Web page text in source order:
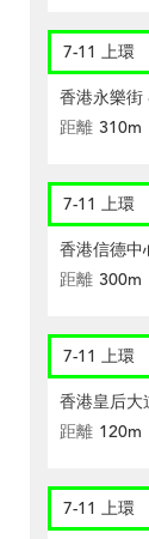
7-11 上環
香港永樂街
距離 310m
7-11 上環
香港信德
距離 300m
7-11 上環
香港皇后大
距離 120m
7-11 上環